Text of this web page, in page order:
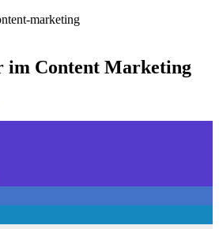
im Content Marketing